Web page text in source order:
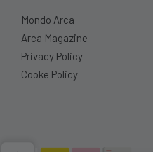
Mondo Arca
Arca Magazine
Privacy Policy
Cooke Policy